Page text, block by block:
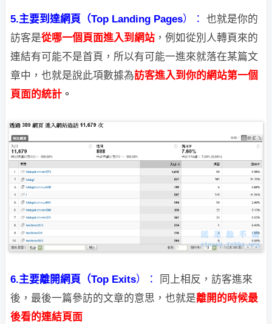
5.主要到達網頁（Top Landing Pages）：
也就是你的
訪客是從哪一個頁面進入到網站 ，例如從別人轉頁來的
連結有可能不是首頁，所以有可能一進來就落在某篇文
章中，也就是說此項數據為訪客進入到你的網站第一個
頁面的統計 。
6.主要離開網頁（Top Exits）：
同上相反，訪客進來
後，最後一篇參訪的文章的意思，也就是離開的時候最
後看的連結頁面